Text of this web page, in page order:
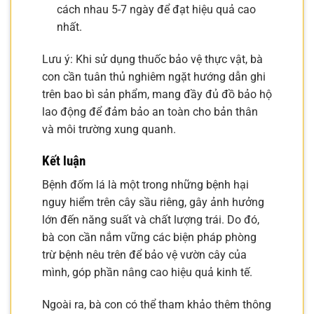
cách nhau 5-7 ngày để đạt hiệu quả cao
nhất.
Lưu ý: Khi sử dụng thuốc bảo vệ thực vật, bà
con cần tuân thủ nghiêm ngặt hướng dẫn ghi
trên bao bì sản phẩm, mang đầy đủ đồ bảo hộ
lao động để đảm bảo an toàn cho bản thân
và môi trường xung quanh.
Kết luận
Bệnh đốm lá là một trong những bệnh hại
nguy hiểm trên cây sầu riêng, gây ảnh hưởng
lớn đến năng suất và chất lượng trái. Do đó,
bà con cần nắm vững các biện pháp phòng
trừ bệnh nêu trên để bảo vệ vườn cây của
mình, góp phần nâng cao hiệu quả kinh tế.
Ngoài ra, bà con có thể tham khảo thêm thông